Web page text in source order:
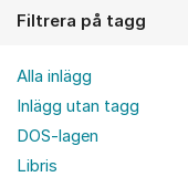
Filtrera på tagg
Alla inlägg
Inlägg utan tagg
DOS-lagen
Libris